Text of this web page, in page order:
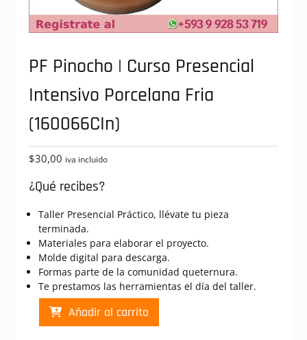
PF Pinocho | Curso Presencial
Intensivo Porcelana Fria
(160066CIn)
$30,00 iva incluido
¿Qué recibes?
Taller Presencial Práctico, llévate tu pieza
terminada.
Materiales para elaborar el proyecto.
Molde digital para descarga.
Formas parte de la comunidad queternura.
Te prestamos las herramientas el día del taller.
Pinocho
Añadir al carrito